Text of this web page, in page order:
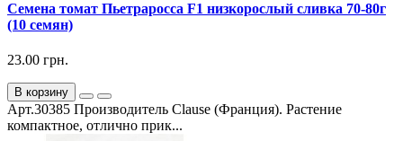
Семена томат Пьетраросса F1 низкорослый сливка 70-80г
(10 семян)
23.00 грн.
В корзину
Арт.30385 Производитель Clause (Франция). Растение
компактное, отлично прик...